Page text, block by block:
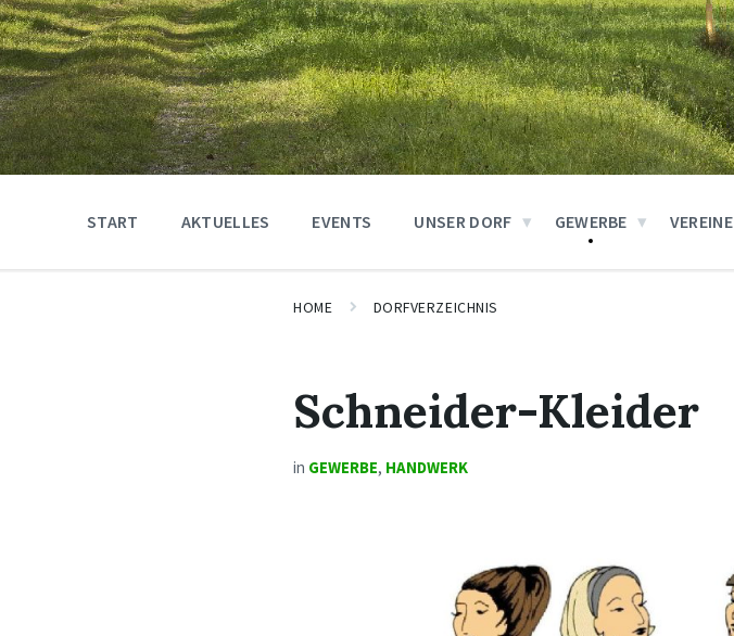
START AKTUELLES EVENTS UNSER DORF GEWERBE VEREINE
HOME DORFVERZEICHNIS
Schneider-Kleider
in GEWERBE, HANDWERK